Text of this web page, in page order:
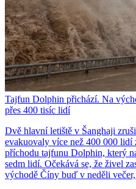
Tajfun Dolphin přichází. Na
přes 400 tisíc lidí
Dvě hlavní letiště v Šanghaji
evakuovaly více než 400 000 lidí
příchodu tajfunu Dolphin, který
sedm lidí. Očekává se, že živel
východě Číny buď v neděli